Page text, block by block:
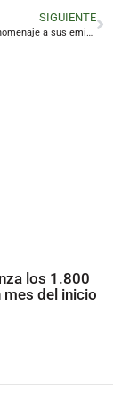
SIGUIENTE
Baños rinde homenaje a sus emigrantes a base de diversión y alegría
los 1.800
mes del inicio